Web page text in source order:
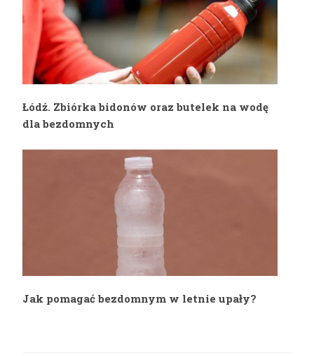
Łódź. Zbiórka bidonów oraz butelek na wodę
dla bezdomnych
Jak pomagać bezdomnym w letnie upały?